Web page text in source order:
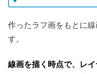
作ったラフ画をもとに
す。
線画を描く時点で、レ